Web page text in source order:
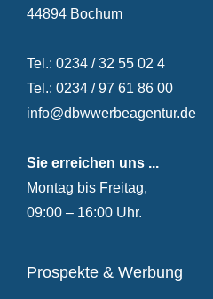
44894 Bochum
Tel.: 0234 / 32 55 02 4
Tel.: 0234 / 97 61 86 00
info@dbwwerbeagentur.de
Sie erreichen uns ...
Montag bis Freitag,
09:00 – 16:00 Uhr.
Prospekte & Werbung